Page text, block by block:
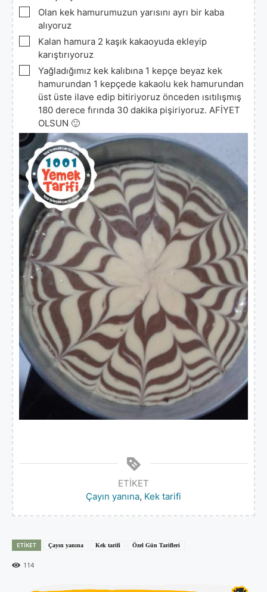
▢
Olan kek hamurumuzun yarısını ayrı bir kaba
alıyoruz
▢
Kalan hamura 2 kaşık kakaoyuda ekleyip
karıştırıyoruz
▢
Yağladığımız kek kalıbına 1 kepçe beyaz kek
hamurundan 1 kepçede kakaolu kek hamurundan
üst üste ilave edip bitiriyoruz önceden ısıtılışmış
180 derece fırında 30 dakika pişiriyoruz. AFİYET
OLSUN 🙂
ETIKET
Çayın yanına, Kek tarifi
ETIKET Çayın yanına Kek tarifi Özel Gün Tarifleri
114